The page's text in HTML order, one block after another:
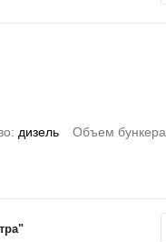
дизель Объем бункера